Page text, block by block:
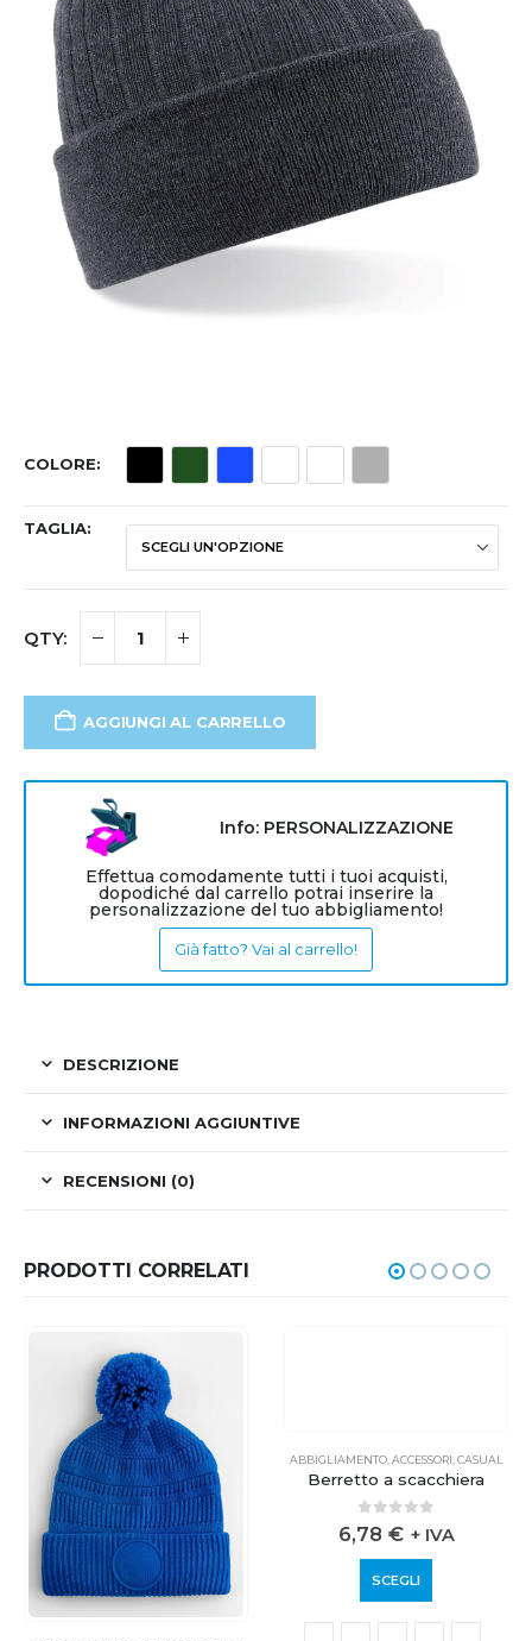
COLORE
TAGLIA
AGGIUNGI AL CARRELLO
Info: PERSONALIZZAZIONE
Effettua comodamente tutti i tuoi acquisti,
dopodiché dal carrello potrai inserire la
personalizzazione del tuo abbigliamento!
Già fatto? Vai al carrello!
DESCRIZIONE
INFORMAZIONI AGGIUNTIVE
RECENSIONI (0)
PRODOTTI CORRELATI